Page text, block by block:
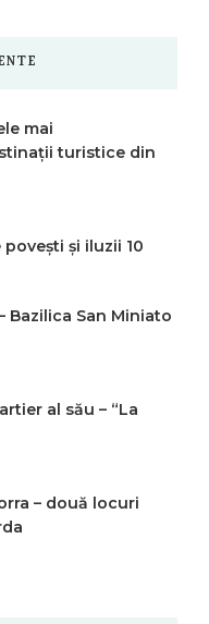
mai
turistice din
și iluzii 10
Bazilica San Miniato
al său – “La
– două locuri